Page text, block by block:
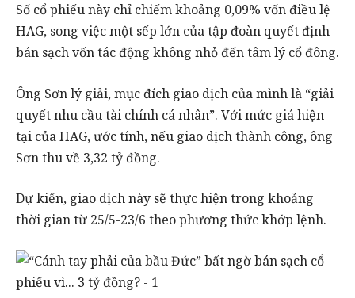
Số cổ phiếu này chỉ chiếm khoảng 0,09% vốn điều lệ
HAG, song việc một sếp lớn của tập đoàn quyết định
bán sạch vốn tác động không nhỏ đến tâm lý cổ đông.
Ông Sơn lý giải, mục đích giao dịch của mình là “giải
quyết nhu cầu tài chính cá nhân”. Với mức giá hiện
tại của HAG, ước tính, nếu giao dịch thành công, ông
Sơn thu về 3,32 tỷ đồng.
Dự kiến, giao dịch này sẽ thực hiện trong khoảng
thời gian từ 25/5-23/6 theo phương thức khớp lệnh.